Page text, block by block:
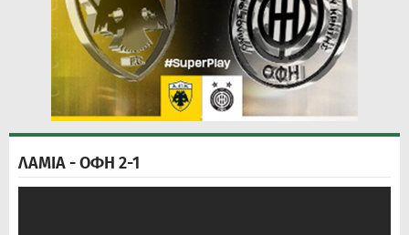
ΛΑΜΙΑ - ΟΦΗ 2-1